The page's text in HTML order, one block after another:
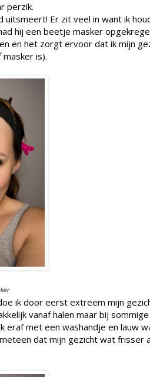
perzik.
Er zit veel in want ik
hij een beetje masker
en het zorgt ervoor dat ik mijn
is).
ik door eerst extreem mijn
vanaf halen maar bij
eraf met een washandje en lauw
dat mijn gezicht wat frisser